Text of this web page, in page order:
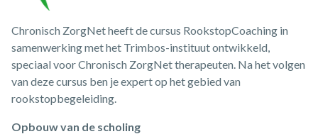
Chronisch ZorgNet heeft de cursus RookstopCoaching in
samenwerking met het Trimbos-instituut ontwikkeld,
speciaal voor Chronisch ZorgNet therapeuten. Na het volgen
van deze cursus ben je expert op het gebied van
rookstopbegeleiding.
Opbouw van de scholing